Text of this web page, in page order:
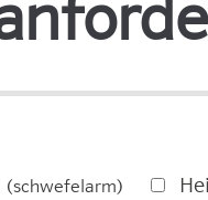
(schwefelarm)